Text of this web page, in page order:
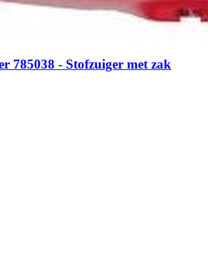
785038 - Stofzuiger met zak